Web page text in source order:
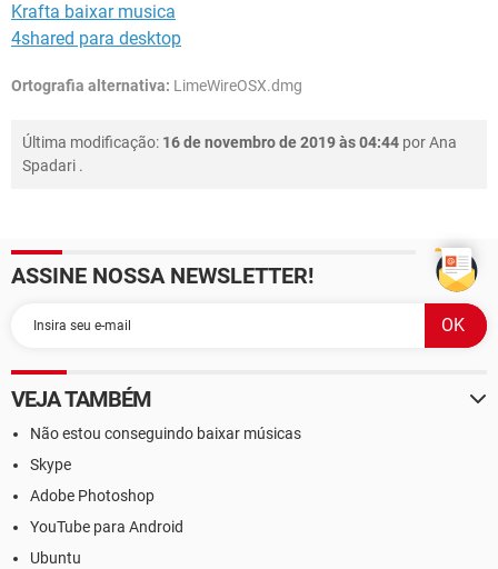
Krafta baixar musica
4shared para desktop
Ortografia alternativa: LimeWireOSX.dmg
Última modificação: 16 de novembro de 2019 às 04:44 porAna
Spadari .
ASSINE NOSSA NEWSLETTER!
VEJA TAMBÉM
Não estou conseguindo baixar músicas
Skype
Adobe Photoshop
YouTube para Android
Ubuntu